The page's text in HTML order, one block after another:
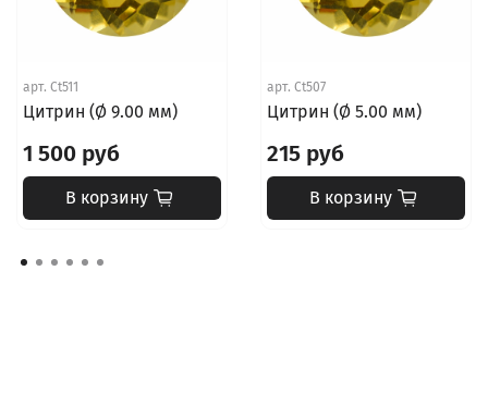
арт. Ct511
Цитрин (Ø 9.00 мм)
1 500 руб
В корзину
арт. Ct507
Цитрин (Ø 5.00 мм)
215 руб
В корзину